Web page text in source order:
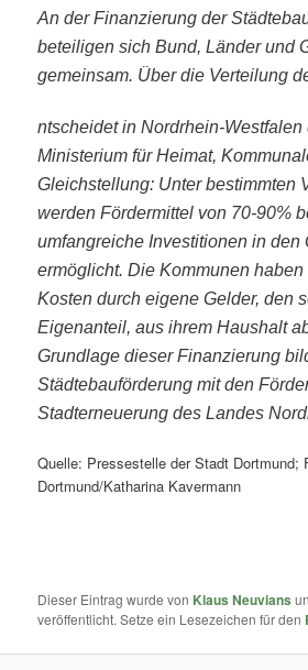
An der Finanzierung der
beteiligen sich Bund, Länder und
gemeinsam. Über die Verteilung
ntscheidet in Nordrhein-Westfalen
Ministerium für Heimat,
Gleichstellung: Unter bestimmten
werden Fördermittel von 70-90%
umfangreiche Investitionen in den
ermöglicht. Die Kommunen
Kosten durch eigene Gelder, den
Eigenanteil, aus ihrem Haushalt
Grundlage dieser Finanzierung
Städtebauförderung mit den
Stadterneuerung des Landes
Quelle: Pressestelle der Stadt Dortmund;
Dortmund/Katharina Kavermann
Dieser Eintrag wurde von Klaus Neuvians
veröffentlicht. Setze ein Lesezeichen für den